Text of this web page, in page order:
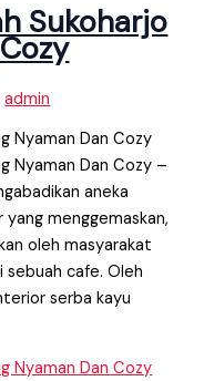
Sukoharjo
admin
Nyaman Dan Cozy
Nyaman Dan Cozy –
aneka
menggemaskan,
oleh masyarakat
sebuah cafe. Oleh
serba kayu
Nyaman Dan Cozy